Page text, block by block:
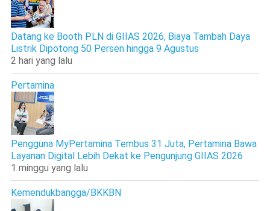
Datang ke Booth PLN di GIIAS 2026, Biaya Tambah Daya
Listrik Dipotong 50 Persen hingga 9 Agustus
2 hari yang lalu
Pertamina
Pengguna MyPertamina Tembus 31 Juta, Pertamina Bawa
Layanan Digital Lebih Dekat ke Pengunjung GIIAS 2026
1 minggu yang lalu
Kemendukbangga/BKKBN